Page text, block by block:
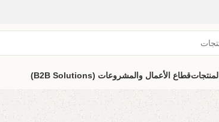
المنتجاتقطاع الأعمال والمشروعات (B2B Solutions)